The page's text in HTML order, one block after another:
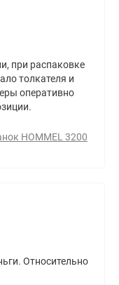
при распаковке
толкателя и
оперативно
HOMMEL 3200
Относительно